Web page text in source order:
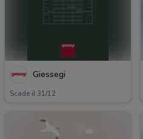
Giessegi
Scade il 31/12